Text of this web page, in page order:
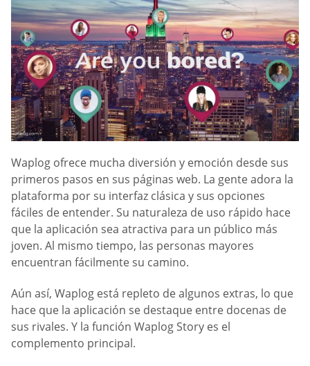
Waplog ofrece mucha diversión y emoción desde sus
primeros pasos en sus páginas web. La gente adora la
plataforma por su interfaz clásica y sus opciones
fáciles de entender. Su naturaleza de uso rápido hace
que la aplicación sea atractiva para un público más
joven. Al mismo tiempo, las personas mayores
encuentran fácilmente su camino.
Aún así, Waplog está repleto de algunos extras, lo que
hace que la aplicación se destaque entre docenas de
sus rivales. Y la función Waplog Story es el
complemento principal.